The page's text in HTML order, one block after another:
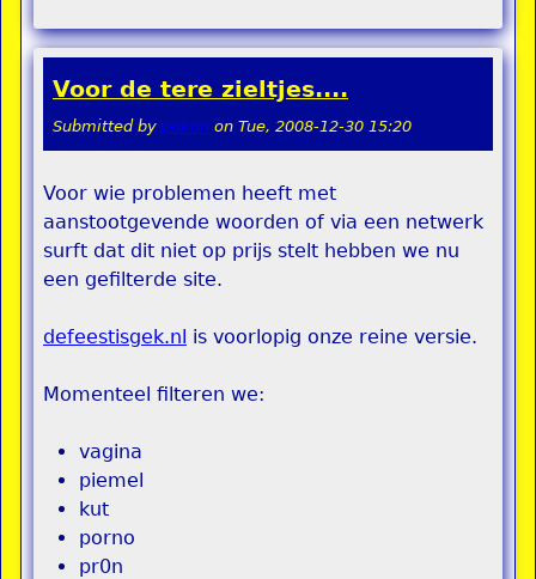
Voor de tere zieltjes....
Submitted by pokon on Tue, 2008-12-30 15:20
Voor wie problemen heeft met
aanstootgevende woorden of via een netwerk
surft dat dit niet op prijs stelt hebben we nu
een gefilterde site.
defeestisgek.nl is voorlopig onze reine versie.
Momenteel filteren we:
vagina
piemel
kut
porno
pr0n